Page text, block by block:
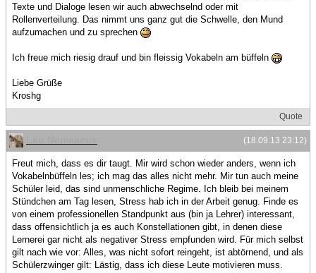
Texte und Dialoge lesen wir auch abwechselnd oder mit
Rollenverteilung. Das nimmt uns ganz gut die Schwelle, den Mund
aufzumachen und zu sprechen
Ich freue mich riesig drauf und bin fleissig Vokabeln am büffeln
Liebe Grüße
Kroshg
Quote
(18.09.13 23:12)
Freut mich, dass es dir taugt. Mir wird schon wieder anders, wenn ich
Vokabelnbüffeln les; ich mag das alles nicht mehr. Mir tun auch meine
Schüler leid, das sind unmenschliche Regime. Ich bleib bei meinem
Stündchen am Tag lesen, Stress hab ich in der Arbeit genug. Finde es
von einem professionellen Standpunkt aus (bin ja Lehrer) interessant,
dass offensichtlich ja es auch Konstellationen gibt, in denen diese
Lernerei gar nicht als negativer Stress empfunden wird. Für mich selbst
gilt nach wie vor: Alles, was nicht sofort reingeht, ist abtörnend, und als
Schülerzwinger gilt: Lästig, dass ich diese Leute motivieren muss.